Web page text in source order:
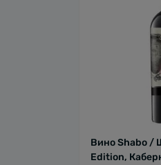
Вино Shabo /
Edition,